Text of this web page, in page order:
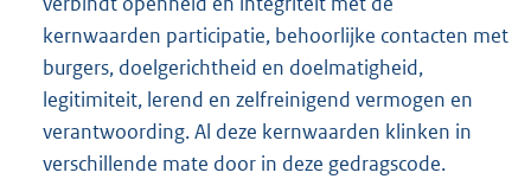
kernwaarden participatie, behoorlijke contacten met
burgers, doelgerichtheid en doelmatigheid,
legitimiteit, lerend en zelfreinigend vermogen en
verantwoording. Al deze kernwaarden klinken in
verschillende mate door in deze gedragscode.